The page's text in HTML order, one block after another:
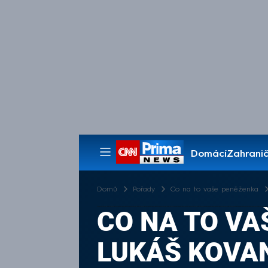
Domácí
Pořady
Domů Pořady Co na to vaše peněženka
CO NA TO
LUKÁŠ